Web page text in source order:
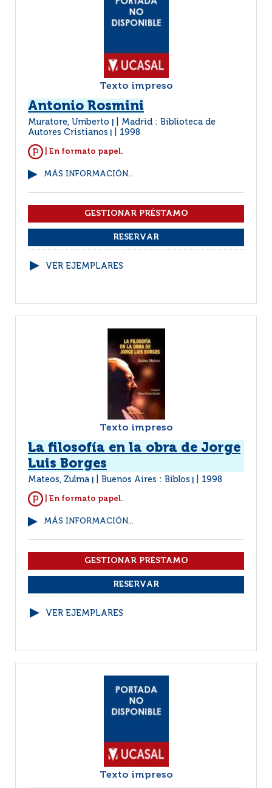
Texto impreso
Antonio Rosmini
Muratore, Umberto
Madrid : Biblioteca de
Autores Cristianos
1998
| En formato papel.
MÁS INFORMACIÓN...
VER EJEMPLARES
Texto impreso
La filosofía en la obra de Jorge
Luis Borges
Mateos, Zulma Buenos Aires : Biblos 1998
| En formato papel.
MÁS INFORMACIÓN...
VER EJEMPLARES
Texto impreso